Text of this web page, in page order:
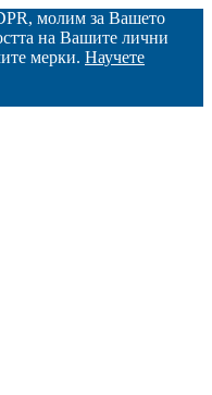
молим за Вашето
на Вашите лични
мерки. Научете